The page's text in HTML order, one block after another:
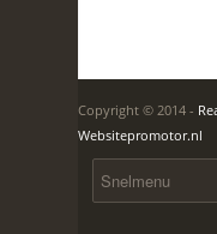
Copyright © 2014 -
Websitepromotor.nl